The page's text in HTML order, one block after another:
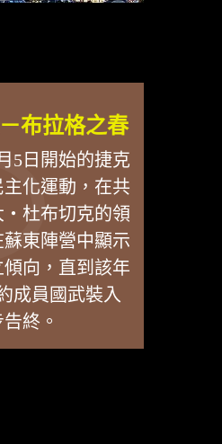
布拉格之春
5日開始的捷克
化運動，在共
杜布切克的領
東陣營中顯示
向，直到該年
成員國武裝入
終。